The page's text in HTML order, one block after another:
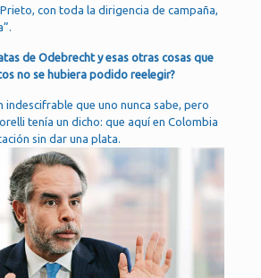
con toda la dirigencia de campaña,
de Odebrecht y esas otras cosas que
no se hubiera podido reelegir?
indescifrable que uno nunca sabe, pero
tenía un dicho: que aquí en Colombia
sin dar una plata.